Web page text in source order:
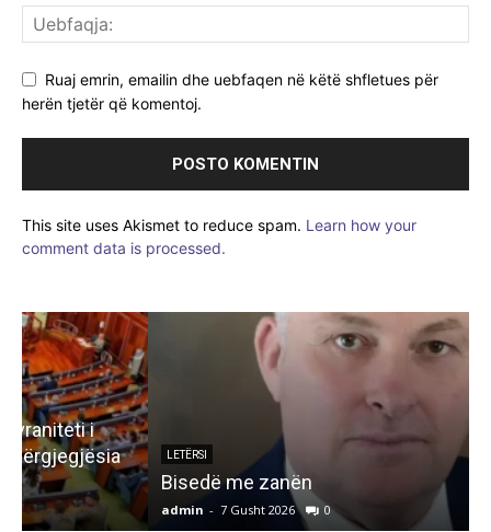
Ruaj emrin, emailin dhe uebfaqen në këtë shfletues për
herën tjetër që komentoj.
This site uses Akismet to reduce spam. Learn how your
comment data is processed.
LETËRSI
Bisedë me zanën
admin - 7 Gusht 2026 0